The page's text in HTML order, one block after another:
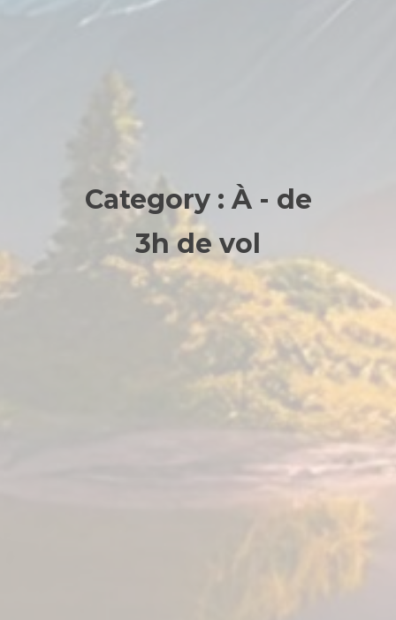
Category : À - de
3h de vol